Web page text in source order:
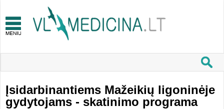
Įsidarbinantiems Mažeikių ligoninėje
gydytojams - skatinimo programa